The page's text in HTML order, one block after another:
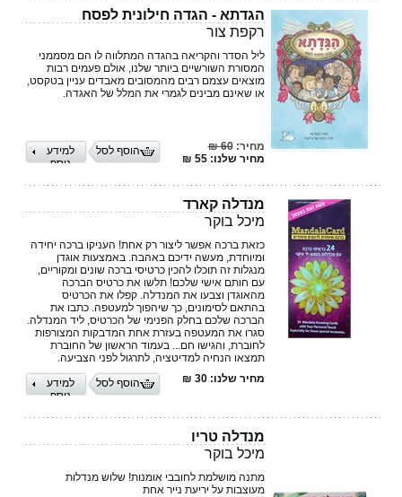
הגדתא - הגדה חילונית לפסח
רקפת צור
ליל הסדר והקריאה בהגדה המתלווה לו הם מסממני
המסורת השורשיים ביותר שלנו, אולם פעמים רבות
מוצאים עצמם רבים מהמסובים מאבדים עניין בטקסט,
או שאינם מבינים לגמרי את המלל של האגדה.
מחיר:60 ₪
מחיר שלנו: 55 ₪
למידע
נוסף
הוסף לסל
מנדלה קארד
מיכל בוקר
כזאת ברכה אפשר ליצור רק אחת! העניקו ברכה יחידה
ומיוחדת, מעשה ידיכם באהבה. באמצעות אוגדן
מנגלות זה תוכלו להכין כרטיסי ברכה שונים ומקוריים,
עם חותם אישי שלכם! תלשו את כרטיס הברכה
מהאוגדן וצבעו את המנדלה. קפלו את הכרטיס
בהתאם לסימונים, כך שיהפוך למעטפה. כתבו את
הברכה שלכם בחלק הפנימי של הכרטיס, ליד המנדלה.
סגרו את המעטפה בעזרת אחת המדבקות המצורפות
לחוברת, והגישו חם... בעמוד הראשון של החוברת
תמצאו הנחיה למדיטציה, לתרגול לפני הצביעה.
מחיר שלנו: 30 ₪
למידע
נוסף
הוסף לסל
מנדלה טריו
מיכל בוקר
מתנה מושלמת לחובבי אומנות! שלוש מנדלות
מעוצבות על יריעת נייר אחת